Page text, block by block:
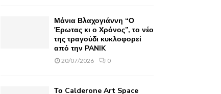
Μάνια Βλαχογιάννη “Ο
Έρωτας κι ο Χρόνος”, το νέο
της τραγούδι κυκλοφορεί
από την PANIK
20/07/2026 0
Το Calderone Art Space